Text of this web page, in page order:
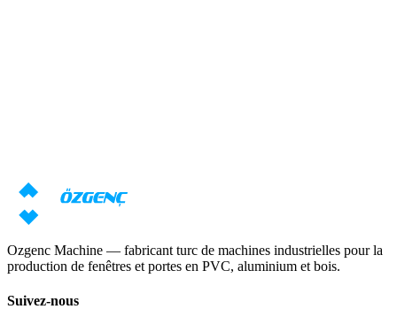
Demander un prix Télécharger le catalogue
Ozgenc Machine — fabricant turc de machines industrielles pour la
production de fenêtres et portes en PVC, aluminium et bois.
Suivez-nous